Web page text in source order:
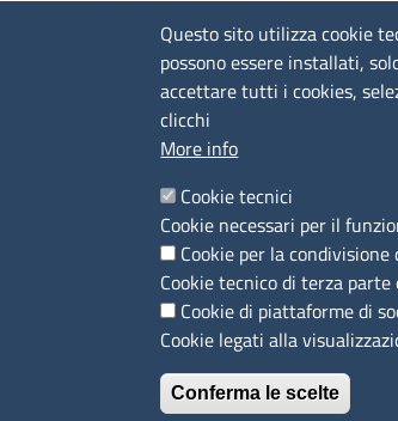
Tel. 079 2080274
lunedì - venerdì: 10,00 - 13,00; mercoledì
Camera di Commercio, Industria,
Agricoltura di Sassari
cciaa@ss.legalmail.camcom.it
01047570906
80000930901
Codice Univoco per le fatture elettroniche
Questo sito utilizza cookie
possono essere installati,
accettare tutti i cookies,
clicchi
More info
Cookie tecnici
Cookie necessari per il
Cookie per la
Cookie tecnico di terza
Cookie di piattaforme di
Cookie legati alla
Conferma le scelte